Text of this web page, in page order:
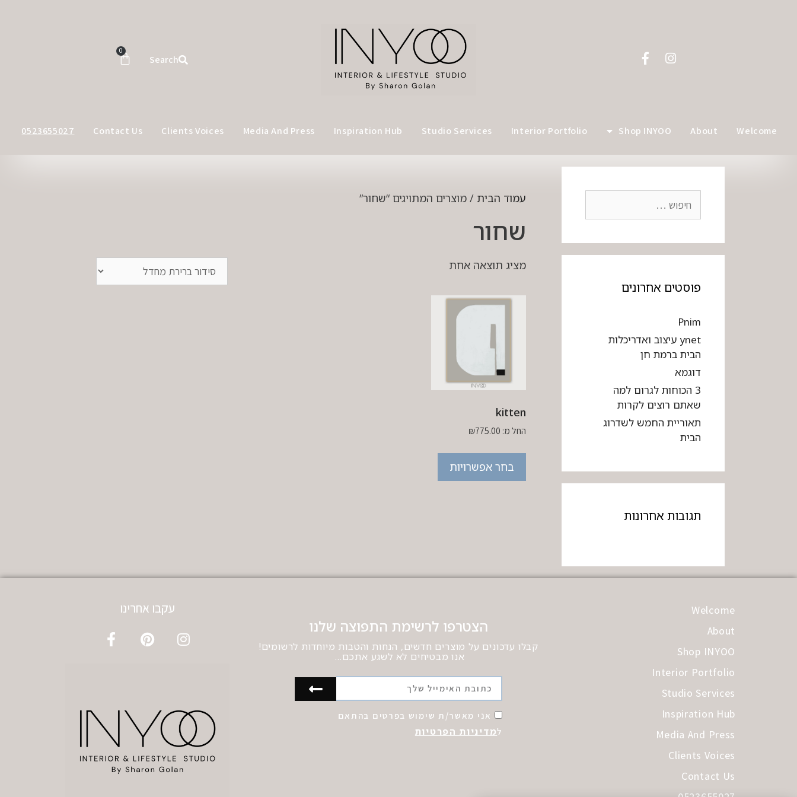
Search
0
Welcome
About
Shop INYOO
Interior Portfolio
Studio Services
Inspiration Hub
Media And Press
Clients Voices
Contact Us
0523655027
עמוד הבית / מוצרים המתויגים “שחור”
שחור
מציג תוצאה אחת
kitten
החל מ: ₪775.00
בחר אפשרויות
פוסטים אחרונים
Pnim
ynet עיצוב ואדריכלות
הבית ברמת חן
דוגמא
3 הכוחות לגרום למה
שאתם רוצים לקרות
תאוריית החמש לשדרוג
הבית
תגובות אחרונות
Welcome
About
Shop INYOO
Interior Portfolio
Studio Services
Inspiration Hub
Media And Press
Clients Voices
Contact Us
הצטרפו לרשימת התפוצה שלנו
קבלו עדכונים על מוצרים חדשים, הנחות והטבות מיוחדות לרשומים!
אנו מבטיחים לא לשגע אתכם…
אני מאשר/ת שימוש בפרטים בהתאם
למדיניות הפרטיות
עקבו אחרינו